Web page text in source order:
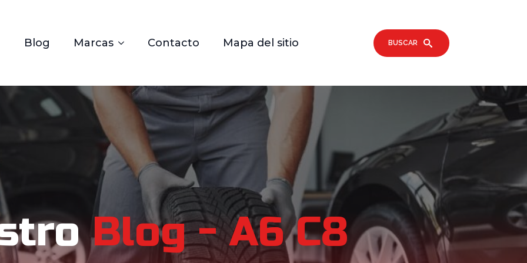
Blog Marcas Contacto Mapa del sitio BUSCAR
Blog - A6 C8